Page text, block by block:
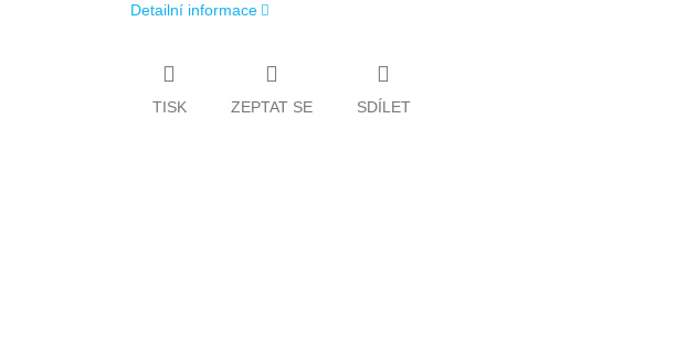
Detailní informace
TISK ZEPTAT SE SDÍLET